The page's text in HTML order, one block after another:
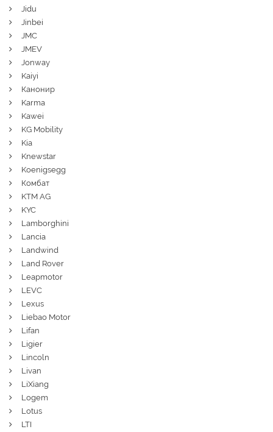
Jidu
Jinbei
JMC
JMEV
Jonway
Kaiyi
Канонир
Karma
Kawei
KG Mobility
Kia
Knewstar
Koenigsegg
Комбат
KTM AG
KYC
Lamborghini
Lancia
Landwind
Land Rover
Leapmotor
LEVC
Lexus
Liebao Motor
Lifan
Ligier
Lincoln
Livan
LiXiang
Logem
Lotus
LTI